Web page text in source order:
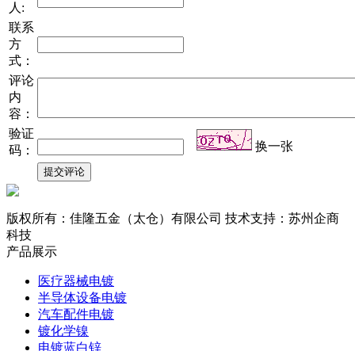
人:
联系
方
式：
评论
内
容：
验证
码：
换一张
版权所有：佳隆五金（太仓）有限公司 技术支持：苏州企商
科技
产品展示
医疗器械电镀
半导体设备电镀
汽车配件电镀
镀化学镍
电镀蓝白锌